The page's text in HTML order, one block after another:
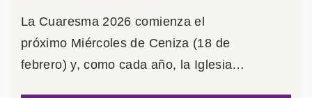
La Cuaresma 2026 comienza el
próximo Miércoles de Ceniza (18 de
febrero) y, como cada año, la Iglesia…